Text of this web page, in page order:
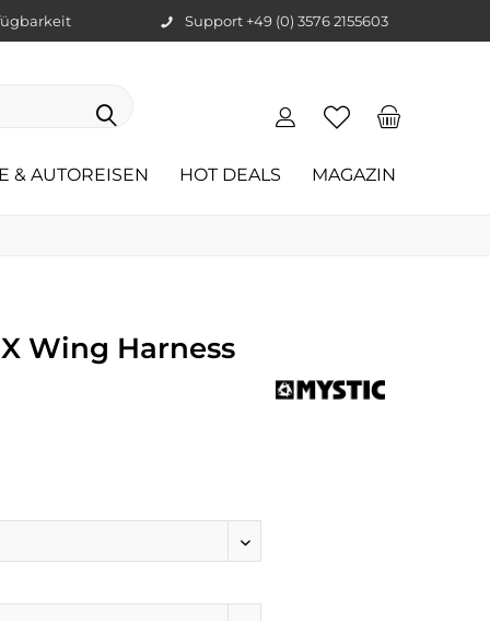
Support +49 (0) 3576 2155603
& AUTOREISEN HOT DEALS MAGAZIN
Wing Harness